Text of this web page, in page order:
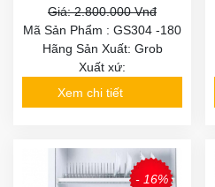
Giá: 2.800.000 Vnđ
Mã Sản Phẩm : GS304 -180
Hãng Sản Xuất: Grob
Xuất xứ:
Xem chi tiết
- 16%